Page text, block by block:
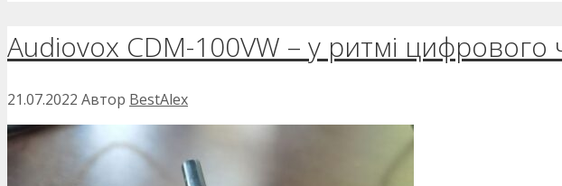
Audiovox CDM-100VW – у ритмі цифрового
21.07.2022 Автор BestAlex